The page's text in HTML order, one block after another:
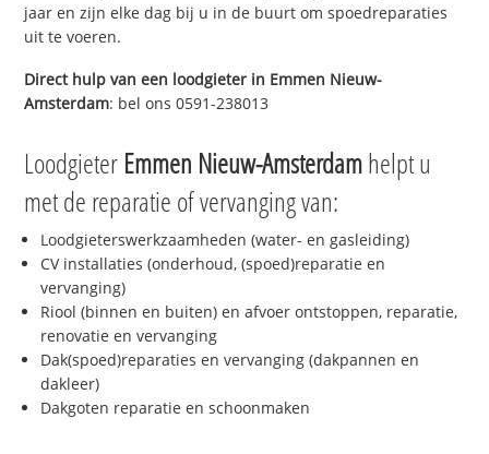
jaar en zijn elke dag bij u in de buurt om spoedreparaties
uit te voeren.
Direct hulp van een loodgieter in Emmen Nieuw-
Amsterdam: bel ons 0591-238013
Loodgieter Emmen Nieuw-Amsterdamhelpt u
met de reparatie of vervanging van:
Loodgieterswerkzaamheden (water- en gasleiding)
CV installaties (onderhoud, (spoed)reparatie en
vervanging)
Riool (binnen en buiten) en afvoer ontstoppen, reparatie,
renovatie en vervanging
Dak(spoed)reparaties en vervanging (dakpannen en
dakleer)
Dakgoten reparatie en schoonmaken